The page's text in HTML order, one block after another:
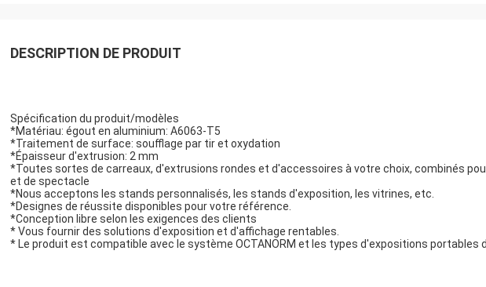
DESCRIPTION DE PRODUIT
Spécification du produit/modèles
*Matériau: égout en aluminium: A6063-T5
*Traitement de surface: soufflage par tir et oxydation
*Épaisseur d'extrusion: 2 mm
*Toutes sortes de carreaux, d'extrusions rondes et d'accessoires à votre choix, combinés
et de spectacle
*Nous acceptons les stands personnalisés, les stands d'exposition, les vitrines, etc.
*Designes de réussite disponibles pour votre référence.
*Conception libre selon les exigences des clients
* Vous fournir des solutions d'exposition et d'affichage rentables.
* Le produit est compatible avec le système OCTANORM et les types d'expositions portables